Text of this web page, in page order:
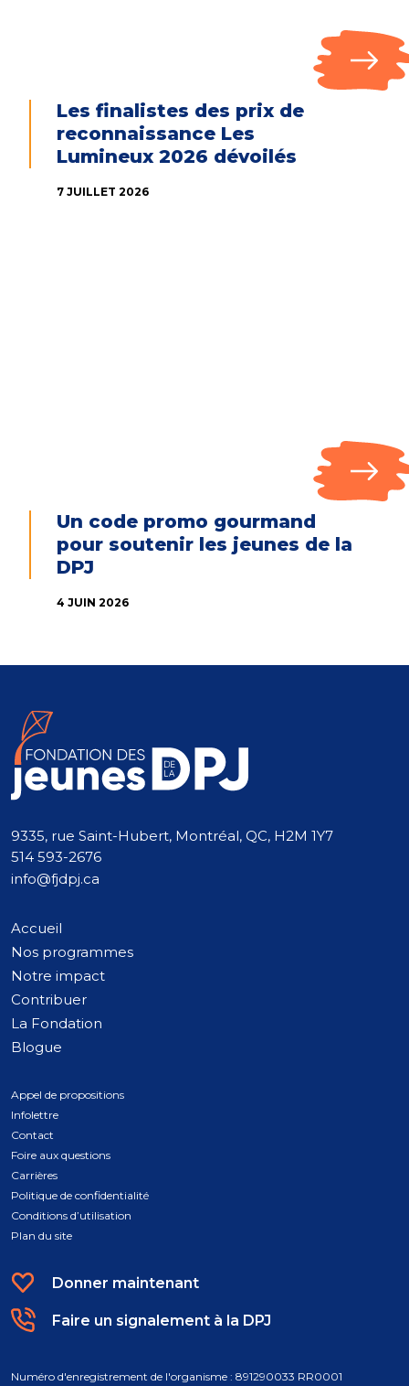
Les finalistes des prix de
reconnaissance Les
Lumineux 2026 dévoilés
7 JUILLET 2026
Un code promo gourmand
pour soutenir les jeunes de la
DPJ
4 JUIN 2026
9335, rue Saint-Hubert, Montréal, QC, H2M 1Y7
514 593-2676
info@fjdpj.ca
Accueil
Nos programmes
Notre impact
Contribuer
La Fondation
Blogue
Appel de propositions
Infolettre
Contact
Foire aux questions
Carrières
Politique de confidentialité
Conditions d’utilisation
Plan du site
Donner maintenant
Faire un signalement à la DPJ
Numéro d'enregistrement de l'organisme : 891290033 RR0001